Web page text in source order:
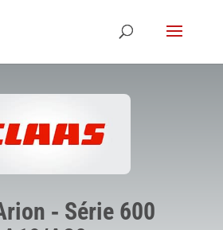
‑ Série 600